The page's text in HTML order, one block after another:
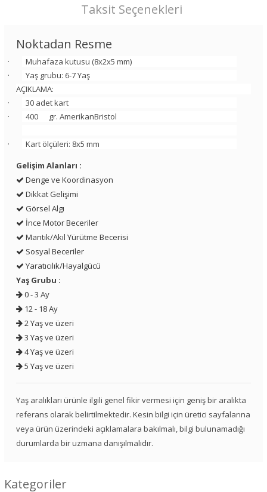
Taksit Seçenekleri
Noktadan Resme
· Muhafaza kutusu (8x2x5 mm)
· Yaş grubu: 6-7 Yaş
AÇIKLAMA:
· 30 adet kart
· 400 gr. AmerikanBristol
· Kart ölçüleri: 8x5 mm
Gelişim Alanları :
Denge ve Koordinasyon
Dikkat Gelişimi
Görsel Algı
İnce Motor Beceriler
Mantık/Akıl Yürütme Becerisi
Sosyal Beceriler
Yaratıcılık/Hayalgücü
Yaş Grubu :
0 - 3 Ay
12 - 18 Ay
2 Yaş ve üzeri
3 Yaş ve üzeri
4 Yaş ve üzeri
5 Yaş ve üzeri
Yaş aralıkları ürünle ilgili genel fikir vermesi için geniş bir aralıkta
referans olarak belirtilmektedir. Kesin bilgi için üretici sayfalarına
veya ürün üzerindeki açıklamalara bakılmalı, bilgi bulunamadığı
durumlarda bir uzmana danışılmalıdır.
Kategoriler